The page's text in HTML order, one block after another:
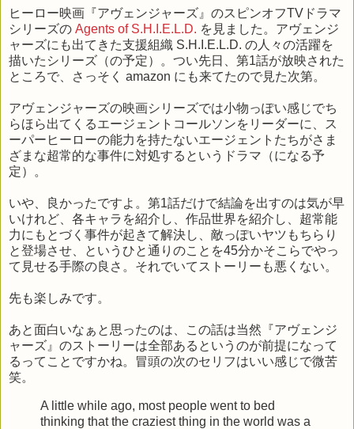
ヒーロー映画『アヴェンジャーズ』のスピンオフTVドラマ
シリーズの Agents of S.H.I.E.L.D. を見ました。アヴェンジ
ャーズにも出てきた支援組織 S.H.I.E.L.D. の人々の活躍を
描いたシリーズ（の予定）。つい先日、第1話が放映された
ところで、さっそく amazon にも来てたので見た次第。
アヴェンジャーズの映画シリーズでは小物っぽい感じでち
らほら出てくるエージェントコールソンをリーダーに、ス
ーパーヒーローの能力を持たないエージェントたちがさま
ざまな超常的な事件に対処するというドラマ（になる予
定）。
いや、良かったですよ。第1話だけで結論を出すのは気が早
いけれど、各キャラを紹介し、作品世界を紹介し、超常能
力にもとづく事件が起きて解決し、敵っぽいヤツもちらり
と登場させ、というひと通りのことを45分かそこらでやっ
て見せる手際の良さ。それでいてストーリーも悪くない。
先も楽しみです。
あと面白いなぁと思ったのは、この話は当然『アヴェンジ
ャーズ』のストーリーは全部あるというのが前提になって
るってことですかね。冒頭の次のセリフはいい感じで微苦
笑。
A little while ago, most people went to bed
thinking that the craziest thing in the world was a